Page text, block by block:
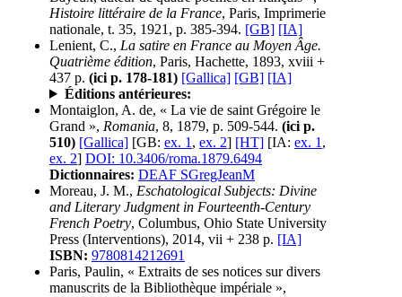
Histoire littéraire de la France, Paris, Imprimerie
nationale, t. 35, 1921, p. 385-394. [GB] [IA]
Lenient, C., La satire en France au Moyen Âge.
Quatrième édition, Paris, Hachette, 1893, xviii +
437 p. (ici p. 178-181) [Gallica] [GB] [IA]
Éditions antérieures:
Montaiglon, A. de, « La vie de saint Grégoire le
Grand », Romania, 8, 1879, p. 509-544. (ici p.
510) [Gallica] [GB: ex. 1 , ex. 2] [HT] [IA: ex. 1 ,
ex. 2] DOI: 10.3406/roma.1879.6494
Dictionnaires: DEAF SGregJeanM
Moreau, J. M., Eschatological Subjects: Divine
and Literary Judgment in Fourteenth-Century
French Poetry, Columbus, Ohio State University
Press (Interventions), 2014, vii + 238 p. [IA]
ISBN: 9780814212691
Paris, Paulin, « Extraits de ses notices sur divers
manuscrits de la Bibliothèque impériale »,